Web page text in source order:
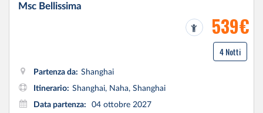
Msc Bellissima
539€
4 Notti
Partenza da: Shanghai
Itinerario: Shanghai, Naha, Shanghai
Data partenza:
04 ottobre 2027